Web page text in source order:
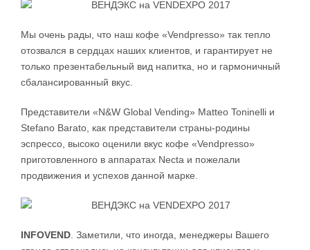
Мы очень рады, что наш кофе «Vendpresso» так тепло
отозвался в сердцах наших клиентов, и гарантирует не
только презентабельный вид напитка, но и гармоничный
сбалансированный вкус.
Представители «N&W Global Vending» Matteo Toninelli и
Stefano Barato, как представители страны-родины
эспрессо, высоко оценили вкус кофе «Vendpresso»
приготовленного в аппаратах Necta и пожелали
продвижения и успехов данной марке.
INFOVEND . Заметили, что иногда, менеджеры Вашего